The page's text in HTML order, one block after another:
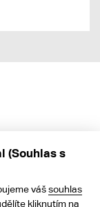
(Souhlas s
vášsouhlas
kliknutím na